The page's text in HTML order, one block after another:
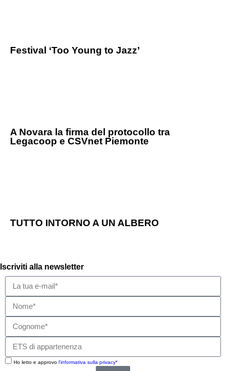
Festival ‘Too Young to Jazz’
A Novara la firma del protocollo tra
Legacoop e CSVnet Piemonte
TUTTO INTORNO A UN ALBERO
Iscriviti alla newsletter
Ho letto e approvo l'informativa sulla privacy*